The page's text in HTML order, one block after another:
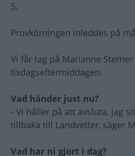
5.
Provkörningen inleddes på
Vi får tag på Marianne
tisdagseftermiddagen.
Vad händer just nu?
- Vi håller på att avsluta, jag
tillbaka till Landvetter, säger
Vad har ni gjort i dag?